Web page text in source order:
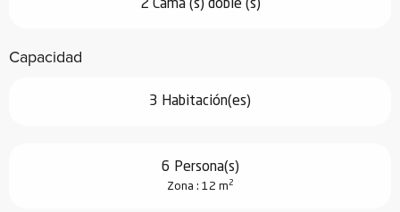
2 Cama (s) doble (s)
Capacidad
3 Habitación(es)
6 Persona(s)
Zona : 12 m 2